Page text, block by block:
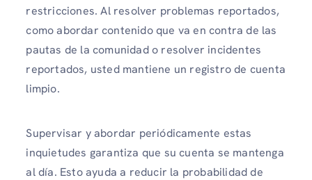
restricciones. Al resolver problemas reportados,
como abordar contenido que va en contra de las
pautas de la comunidad o resolver incidentes
reportados, usted mantiene un registro de cuenta
limpio.
Supervisar y abordar periódicamente estas
inquietudes garantiza que su cuenta se mantenga
al día. Esto ayuda a reducir la probabilidad de